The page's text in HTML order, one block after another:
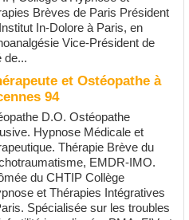
Brèves de Paris Président
In-Dolore à Paris, en
Vice-Président de
de...
et Ostéopathe à
94
D.O. Ostéopathe
Hypnose Médicale et
Thérapie Brève du
EMDR-IMO.
du CHTIP Collège
et Thérapies Intégratives
Spécialisée sur les troubles